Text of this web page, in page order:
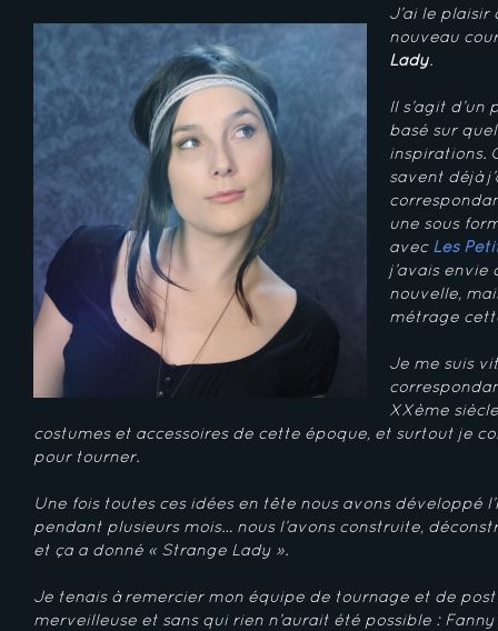
J’ai le
nouveau
Lady.
Il s’agit
basé sur
inspirations.
savent déjà
une sous
avec Les
j’avais envie
nouvelle,
métrage
Je me suis
XXème
costumes et accessoires de cette époque, et surtout je
pour tourner.
Une fois toutes ces idées en tête nous avons développé
pendant plusieurs mois… nous l’avons construite,
et ça a donné « Strange Lady ».
Je tenais à remercier mon équipe de tournage et de
merveilleuse et sans qui rien n’aurait été possible :